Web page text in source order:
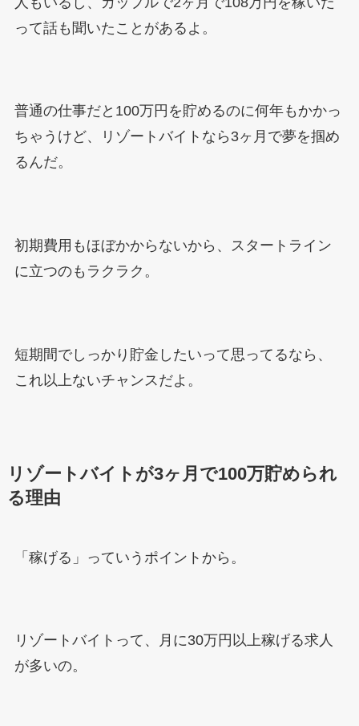
って話も聞いたことがあるよ。
普通の仕事だと100万円を貯めるのに何年もかかっ
ちゃうけど、リゾートバイトなら3ヶ月で夢を掴め
るんだ。
初期費用もほぼかからないから、スタートライン
に立つのもラクラク。
短期間でしっかり貯金したいって思ってるなら、
これ以上ないチャンスだよ。
リゾートバイトが3ヶ月で100万貯められ
る理由
「稼げる」っていうポイントから。
リゾートバイトって、月に30万円以上稼げる求人
が多いの。